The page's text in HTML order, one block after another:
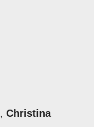
, Christina